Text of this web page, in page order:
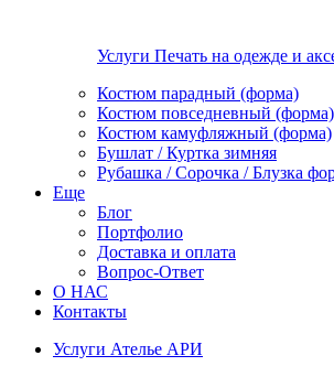
Услуги Печать на одежде и
Костюм парадный (форма)
Костюм повседневный (форма)
Костюм камуфляжный (форма)
Бушлат / Куртка зимняя
Рубашка / Сорочка / Блузка
Еще
Блог
Портфолио
Доставка и оплата
Вопрос-Ответ
О НАС
Контакты
Услуги Ателье АРИ